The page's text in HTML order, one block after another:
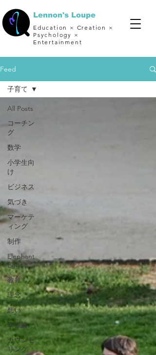
Lennon's Loupe
Education × Creation ×
Psychology ×
Entertainment
Feed
All Posts
コーチン
グ
数学
小学生向
け
ビジネス
気づき
マーケテ
ィング
制作
Elephant
Eggs
教育
理念
想い
幸福論
カウンセ
リング
子育て